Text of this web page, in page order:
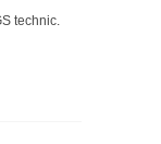
technic.